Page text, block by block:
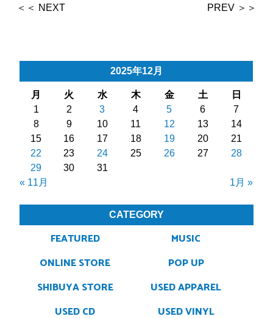
＜＜ NEXT PREV ＞＞
2025年12月
月 火 水 木 金 土 日
« 11月 1月 »
1 2 3 4 5 6
7
8
9 10 11 12 13
14
15
16 17 18 19 20
21
22
23 24 25 26 27
28
29
30 31
CATEGORY
FEATURED
MUSIC
ONLINE STORE
POP UP
SHIBUYA STORE
USED APPAREL
USED CD
USED VINYL